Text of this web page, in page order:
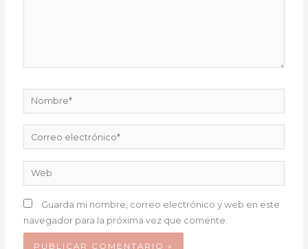
Nombre*
Correo
electrónico*
Web
Guarda mi nombre, correo electrónico y web en este
navegador para la próxima vez que comente.